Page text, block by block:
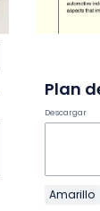
Descargar
Amarillo